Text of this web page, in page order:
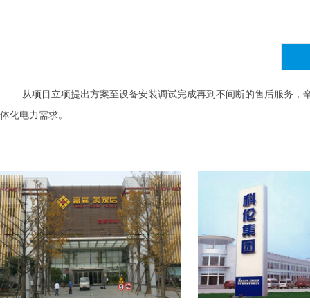
从项目立项提出方案至设备安装调试完成再到不间断的售后服务，
体化电力需求。